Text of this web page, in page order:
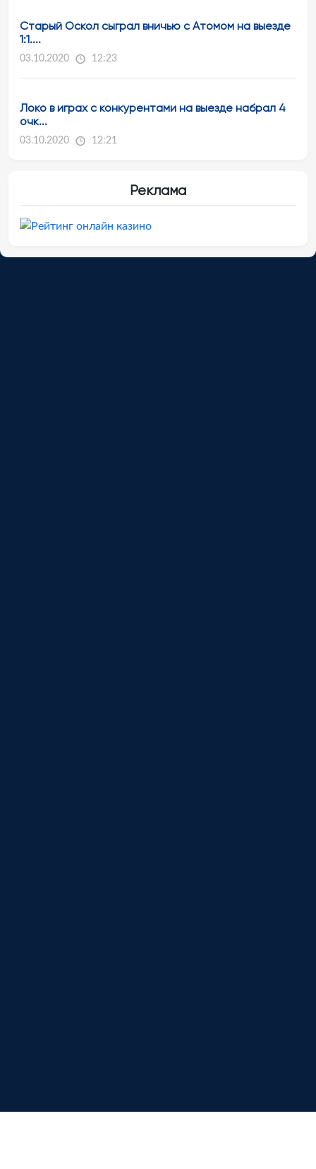
Старый Оскол сыграл вничью с Атомом на выезде
1:1....
03.10.2020 12:23
Локо в играх с конкурентами на выезде набрал 4
очк...
03.10.2020 12:21
Реклама